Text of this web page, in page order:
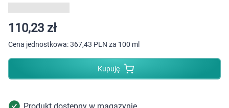
Higiena
110,23 zł
Cena jednostkowa:367,43 PLN za 100 ml
Kupuję
Produkt dostępny w magazynie